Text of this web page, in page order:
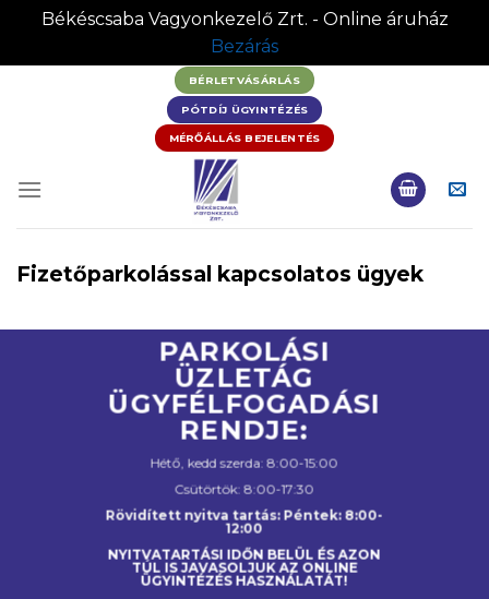
Békéscsaba Vagyonkezelő Zrt. - Online áruház
Bezárás
BÉRLETVÁSÁRLÁS
PÓTDÍJ ÜGYINTÉZÉS
MÉRŐÁLLÁS BEJELENTÉS
Fizetőparkolással kapcsolatos ügyek
PARKOLÁSI
ÜZLETÁG
ÜGYFÉLFOGADÁSI
RENDJE:
Hétő, kedd szerda: 8:00-15:00
Csütörtök: 8:00-17:30
Rövidített nyitva tartás: Péntek: 8:00-
12:00
NYITVATARTÁSI IDŐN BELÜL ÉS AZON
TÚL IS JAVASOLJUK AZ ONLINE
ÜGYINTÉZÉS HASZNÁLATÁT!